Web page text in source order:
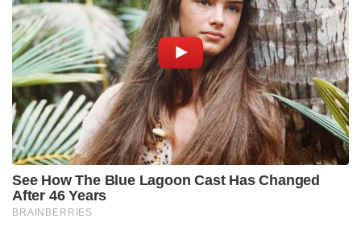
See How The Blue Lagoon Cast Has Changed
After 46 Years
BRAINBERRIES